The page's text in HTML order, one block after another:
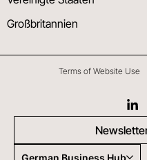
Großbritannien
Terms of Website Use
German Business Hub